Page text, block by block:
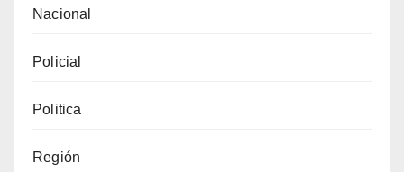
Nacional
Policial
Politica
Región